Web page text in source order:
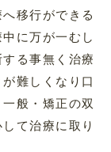
移行ができる
に万が一むし
る事無く治療
難しくなり口
般・矯正の双
て治療に取り